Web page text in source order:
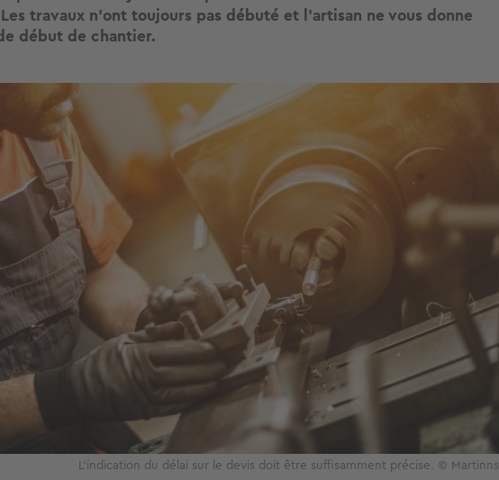
travaux n’ont toujours pas débuté et l’artisan ne vous donne
début de chantier.
L’indication du délai sur le devis doit être suffisamment précise. © Martinns